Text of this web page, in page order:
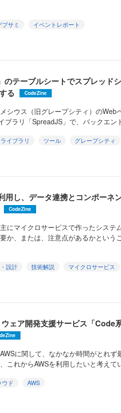
ブサミ
イベントレポート
のテーブルシートでスプレッド
る
CodeZine
シウス（旧グレープシティ）のWeb
ブラリ「SpreadJS」で、バックエン
ライブラリ ツール グレープシティ
用し、データ連携とコンポーネ
CodeZine
にマイクロサービスで作ったシステ
か、または、注意点があるかという
設計 技術解説
マイクロサービス
ェア開発支援サービス「Code
に関して、なかなか時間がとれず
これからAWSを利用したいと考えて
ウド
AWS